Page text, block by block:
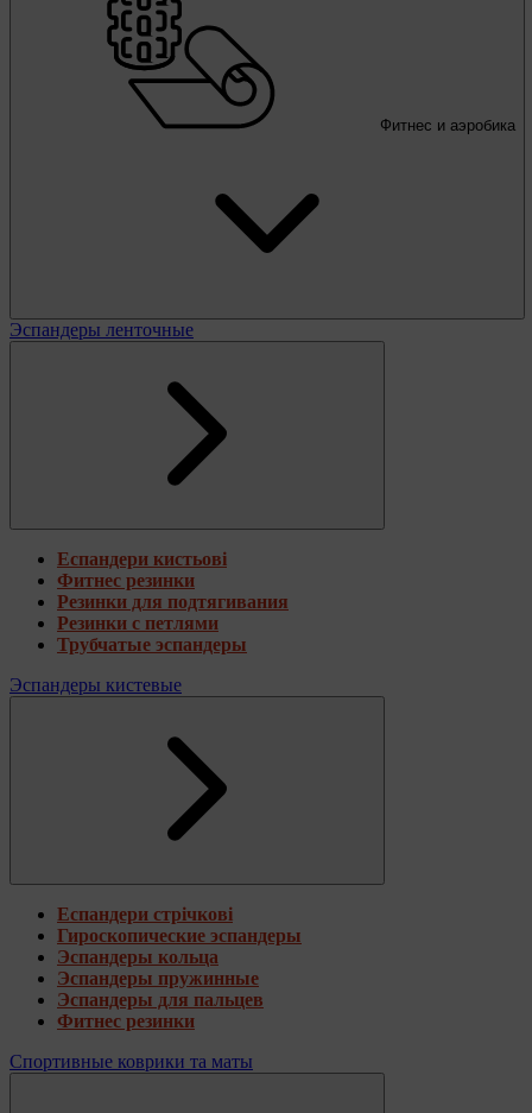
Фитнес и аэробика
Эспандеры ленточные
Еспандери кистьові
Фитнес резинки
Резинки для подтягивания
Резинки с петлями
Трубчатые эспандеры
Эспандеры кистевые
Еспандери стрічкові
Гироскопические эспандеры
Эспандеры кольца
Эспандеры пружинные
Эспандеры для пальцев
Фитнес резинки
Спортивные коврики та маты